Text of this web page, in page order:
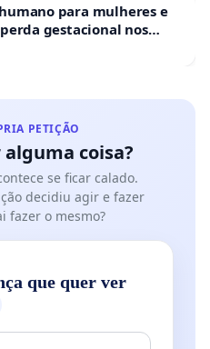
para mulheres e
gestacional nos
PETIÇÃO
coisa?
se ficar calado.
decidiu agir e fazer
fazer o mesmo?
que quer ver